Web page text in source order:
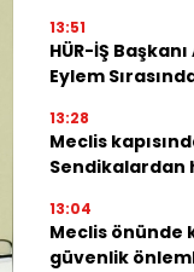
13:51
HÜR-İŞ
Eylem
13:28
Meclis
Sendikalardan
13:04
Meclis önünde
güvenlik